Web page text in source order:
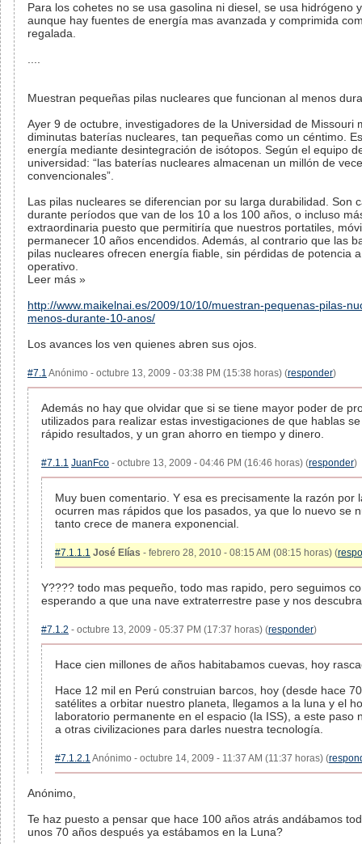
Para los cohetes no se usa gasolina ni diesel, se usa hidrógeno
aunque hay fuentes de energía mas avanzada y comprimida
regalada.
Muestran pequeñas pilas nucleares que funcionan al menos
Ayer 9 de octubre, investigadores de la Universidad de Missouri
diminutas baterías nucleares, tan pequeñas como un céntimo.
energía mediante desintegración de isótopos. Según el equipo
universidad: “las baterías nucleares almacenan un millón de
convencionales”.
Las pilas nucleares se diferencian por su larga durabilidad. Son
durante períodos que van de los 10 a los 100 años, o incluso
extraordinaria puesto que permitiría que nuestros portatiles,
permanecer 10 años encendidos. Además, al contrario que las
pilas nucleares ofrecen energía fiable, sin pérdidas de potencia
operativo.
Leer más »
http://www.maikelnai.es/2009/10/10/muestran-pequenas-pilas-
menos-durante-10-anos/
Los avances los ven quienes abren sus ojos.
#7.1 Anónimo - octubre 13, 2009 - 03:38 PM (15:38 horas) (responder)
Además no hay que olvidar que si se tiene mayor poder de
utilizados para realizar estas investigaciones de que hablas
rápido resultados, y un gran ahorro en tiempo y dinero.
#7.1.1 JuanFco - octubre 13, 2009 - 04:46 PM (16:46 horas) (responder)
Muy buen comentario. Y esa es precisamente la razón por
ocurren mas rápidos que los pasados, ya que lo nuevo se
tanto crece de manera exponencial.
#7.1.1.1 José Elías - febrero 28, 2010 - 08:15 AM (08:15 horas) (
Y???? todo mas pequeño, todo mas rapido, pero seguimos
esperando a que una nave extraterrestre pase y nos
#7.1.2 - octubre 13, 2009 - 05:37 PM (17:37 horas) (responder)
Hace cien millones de años habitabamos cuevas, hoy
Hace 12 mil en Perú construian barcos, hoy (desde hace
satélites a orbitar nuestro planeta, llegamos a la luna y el
laboratorio permanente en el espacio (la ISS), a este paso
a otras civilizaciones para darles nuestra tecnología.
#7.1.2.1 Anónimo - octubre 14, 2009 - 11:37 AM (11:37 horas) (
Anónimo,
Te haz puesto a pensar que hace 100 años atrás andábamos
unos 70 años después ya estábamos en la Luna?